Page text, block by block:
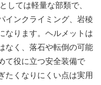
しては軽量な部類で、
インクライミング、岩稜
なります。ヘルメットは
なく、落石や転倒の可能
て役に立つ安全装備で
たくなりにくい点は実用